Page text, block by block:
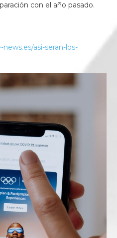
con el año pasado.
asi-seran-los-